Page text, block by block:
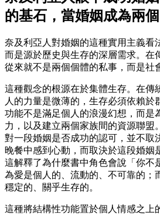
的基石，當婚姻成為兩
奈及利亞人對婚姻的這種實用主義看
而是源於歷史與生存的深層需求。在
從來就不是兩個個體的私事，而是社
這種觀念的根源在於集體生存。在傳
人的力量是微薄的，生存必須依賴於
功能不是滿足個人的浪漫幻想，而是
力，以及建立兩個家族間的資源聯盟。 在這種背景下，社
對一段婚姻是否成功的認可，並不取
晚餐中感到心動，而取決於這段婚姻
這解釋了為什麼書中角色會說「你
為愛是個人的、流動的、不可靠的；
穩定的、關乎生存的。
這種將結構性功能置於個人情感之上